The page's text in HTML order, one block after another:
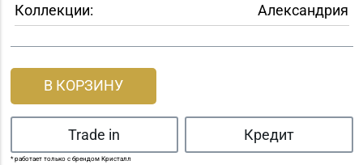
Коллекции:
Александрия
В КОРЗИНУ
Trade in Кредит
* работает только с брендом Кристалл